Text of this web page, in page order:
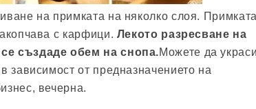
на примката на няколко слоя. Примката
с карфици. Лекото разресване на
създаде обем на снопа.Можете да
зависимост от предназначението на
вечерна.